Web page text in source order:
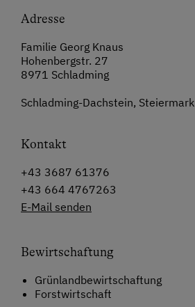
Adresse
Familie Georg Knaus
Hohenbergstr. 27
8971 Schladming
Schladming-Dachstein, Steiermark
Kontakt
+43 3687 61376
+43 664 4767263
E-Mail senden
Bewirtschaftung
Grünlandbewirtschaftung
Forstwirtschaft